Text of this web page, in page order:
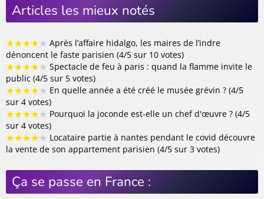
Articles les mieux notés
★★★★★ Après l’affaire hidalgo, les maires de l’indre
dénoncent le faste parisien (4/5 sur 10 votes)
★★★★★ Spectacle de feu à paris : quand la flamme invite le
public (4/5 sur 5 votes)
★★★★★ En quelle année a été créé le musée grévin ? (4/5
sur 4 votes)
★★★★★ Pourquoi la joconde est-elle un chef d'œuvre ? (4/5
sur 4 votes)
★★★★★ Locataire partie à nantes pendant le covid découvre
la vente de son appartement parisien (4/5 sur 3 votes)
Ça se passe en France :